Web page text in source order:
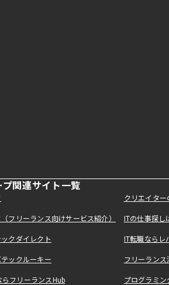
プ関連サイト一覧
クリエイタ
フリーランス向けサービス紹介） ITの仕事探
クダイレクト IT転職なら
ックルーキー フリーラン
フリーランスHub プログラミ